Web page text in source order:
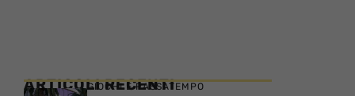
ARTICOLI RECENTI
GIOCHI E PASSATEMPO